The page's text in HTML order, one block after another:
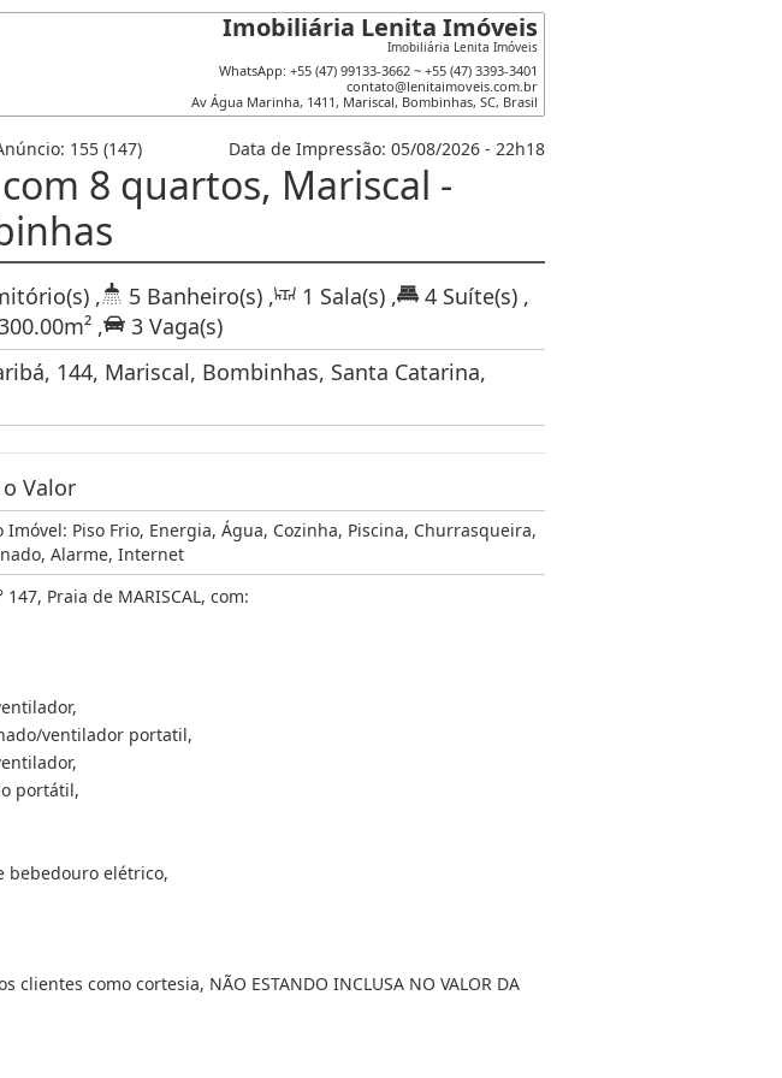
Imobiliária Lenita Imóveis
Imobiliária Lenita Imóveis
WhatsApp: +55 (47) 99133-3662 ~ +55 (47) 3393-3401
contato@lenitaimoveis.com.br
Av Água Marinha, 1411, Mariscal, Bombinhas, SC, Brasil
155 (147) Data de Impressão: 05/08/2026 - 22h18
com 8 quartos, Mariscal -
, 5 Banheiro(s) , 1 Sala(s) , 4 Suíte(s) ,
.00m² , 3 Vaga(s)
144, Mariscal, Bombinhas, Santa Catarina,
Valor
Imóvel: Piso Frio, Energia, Água, Cozinha, Piscina, Churrasqueira,
, Alarme, Internet
Praia de MARISCAL, com:
ventilador portatil,
portátil,
bebedouro elétrico,
como cortesia, NÃO ESTANDO INCLUSA NO VALOR DA